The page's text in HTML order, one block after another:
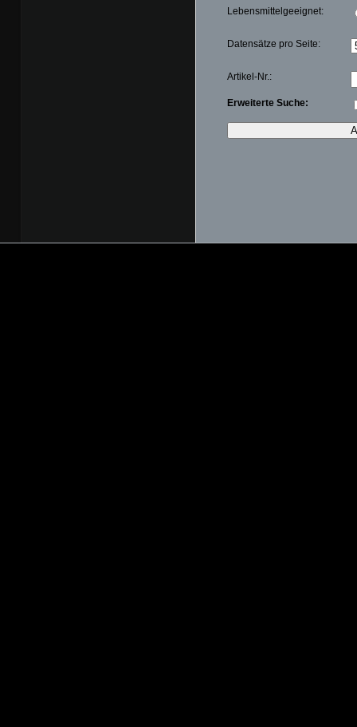
Lebensmittelgeeignet:
Datensätze pro Seite:
Artikel-Nr.:
Erweiterte Suche: